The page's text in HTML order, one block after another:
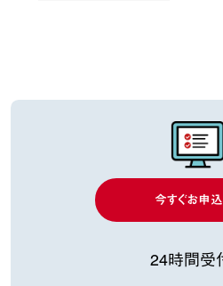
今すぐお申
24時間受